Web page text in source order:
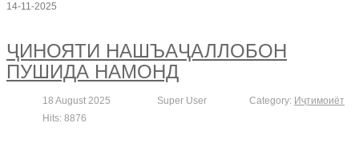
14-11-2025
ҶИНОЯТИ НАШЪАҶАЛЛОБОН
ПУШИДА НАМОНД
18 August 2025 Super User Category: Иҷтимоиёт
Hits: 8876